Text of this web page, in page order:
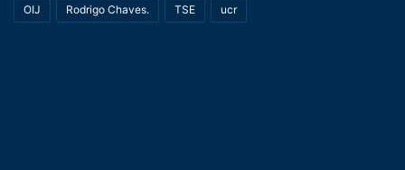
OIJ Rodrigo Chaves. TSE ucr